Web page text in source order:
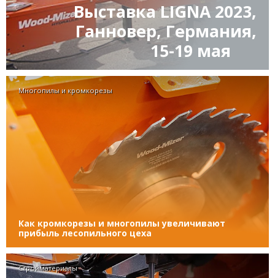
Выставка LIGNA 2023,
Ганновер, Германия,
15-19 мая
Многопилы и кромкорезы
Как кромкорезы и многопилы увеличивают
прибыль лесопильного цеха
Стройматериалы